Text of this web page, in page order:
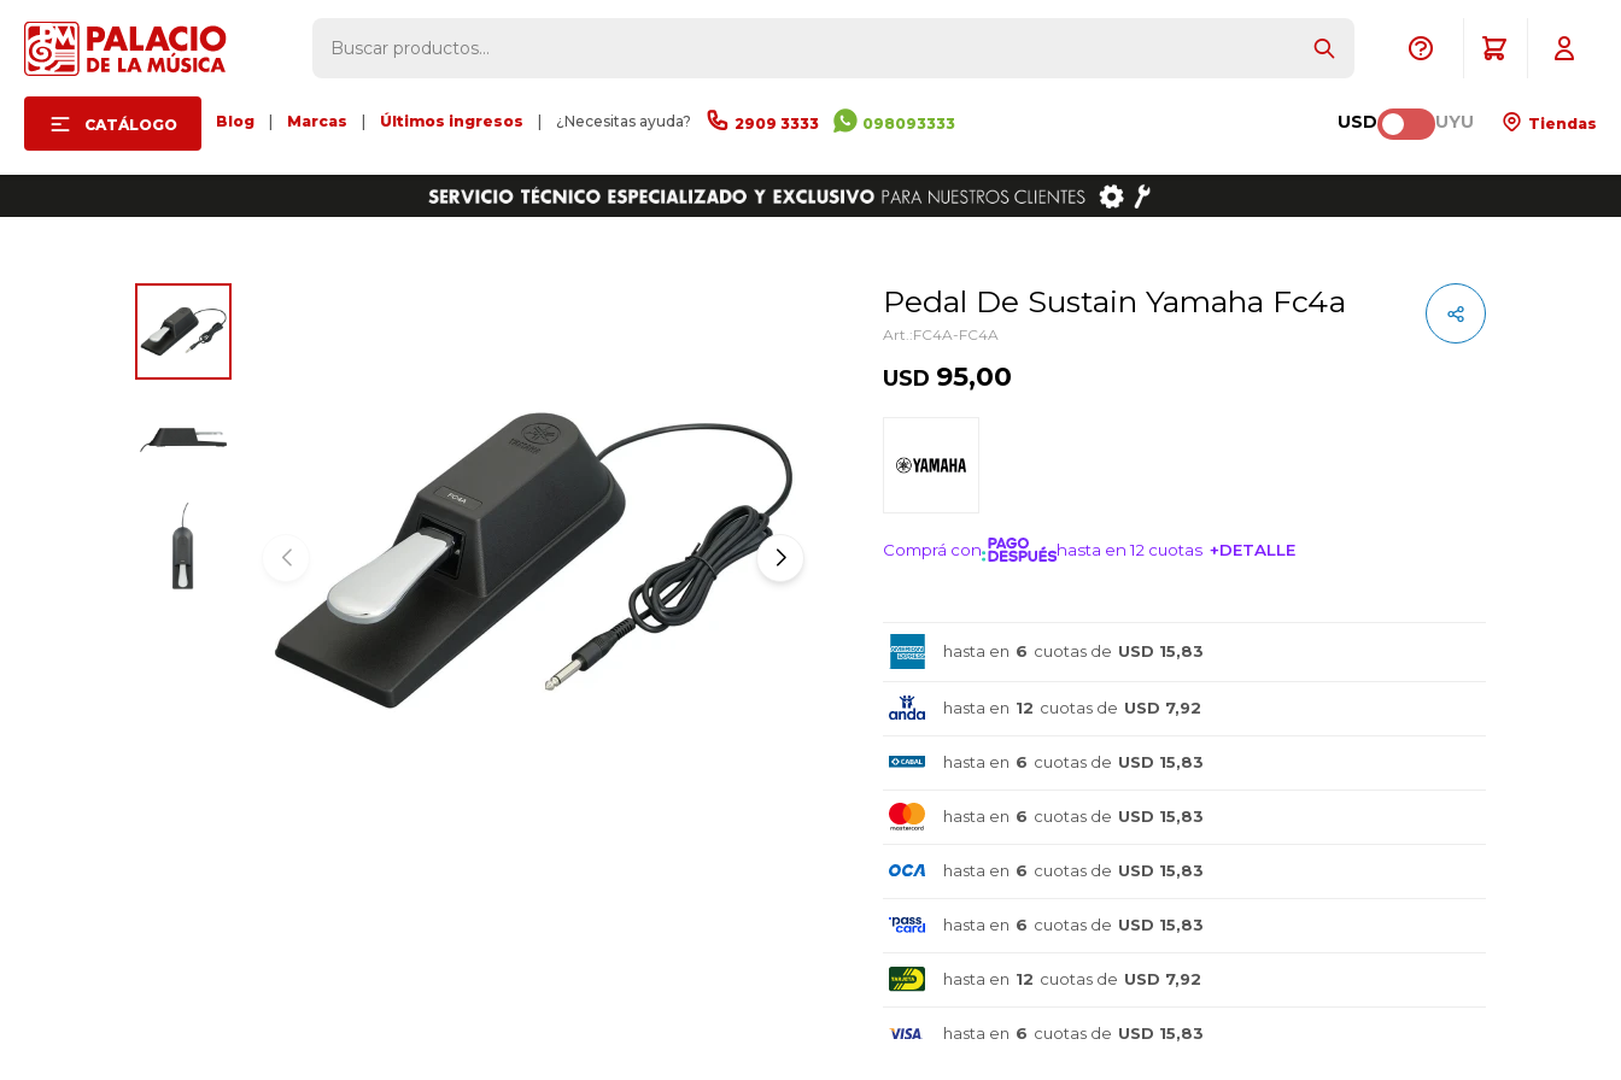
CATÁLOGO Blog Marcas Últimos ingresos ¿Necesitas ayuda? 2909 3333 098093333 USD UYU Tiendas
Pedal De Sustain Yamaha Fc4a
FC4A-FC4A
USD 95,00
Comprá con hasta en 12 cuotas +DETALLE
hasta en 6 cuotas de USD 15,83
hasta en 12 cuotas de USD 7,92
hasta en 6 cuotas de USD 15,83
hasta en 6 cuotas de USD 15,83
hasta en 6 cuotas de USD 15,83
hasta en 6 cuotas de USD 15,83
hasta en 12 cuotas de USD 7,92
hasta en 6 cuotas de USD 15,83